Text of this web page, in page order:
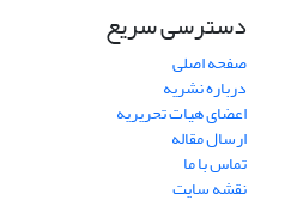
دسترسی سریع
صفحه اصلی
درباره نشریه
اعضای هیات تحریریه
ارسال مقاله
تماس با ما
نقشه سایت